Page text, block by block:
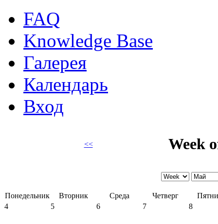
FAQ
Knowledge Base
Галерея
Календарь
Вход
<< Week
Понедельник Вторник Среда Четверг
4
5 6 7 8